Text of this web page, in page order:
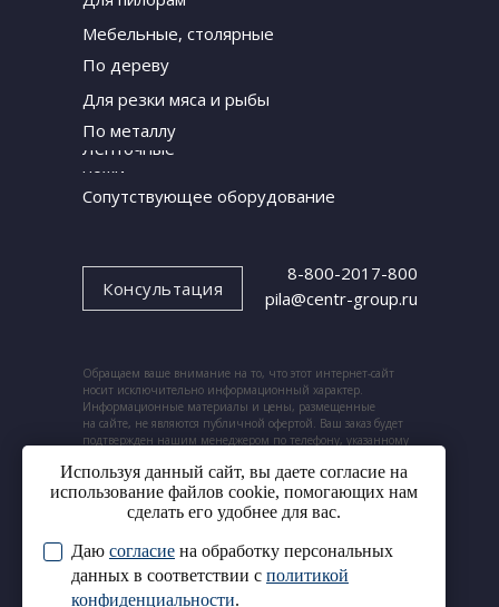
Консультация
Мебельные, столярные
По дереву
Для резки мяса и рыбы
8-800-2017-800
pila@centr-group.ru
Обращаем ваше внимание на то, что этот интернет-сайт
носит исключительно информационный характер.
Информационные материалы и цены, размещенные
на сайте, не являются публичной офертой. Ваш заказ будет
подтвержден нашим менеджером по телефону, указанному
По металлу
Ленточные
ножи
Сопутствующее оборудование
© 2024. ООО «Центр ленточных пил».
Все права защищены.
Cогласие на обработку
персональных данных
Используя данный сайт, вы даете согласие на
использование файлов cookie, помогающих нам
сделать его удобнее для вас.
Даю согласие на обработку персональных
данных в соответствии с политикой
конфиденциальности.